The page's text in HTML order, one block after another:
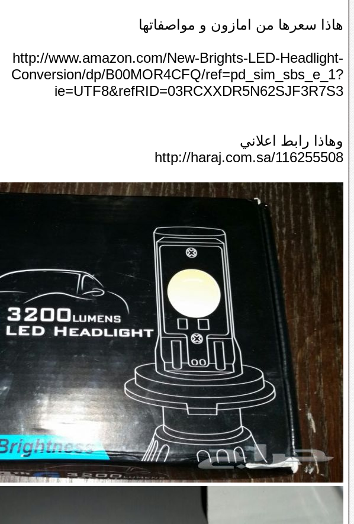
هاذا سعرها من امازون و مواصفاتها
http://www.amazon.com/New-Brights-LED-Headlight-
Conversion/dp/B00MOR4CFQ/ref=pd_sim_sbs_e_1?
ie=UTF8&refRID=03RCXXDR5N62SJF3R7S3
وهاذا رابط اعلاني
http://haraj.com.sa/116255508